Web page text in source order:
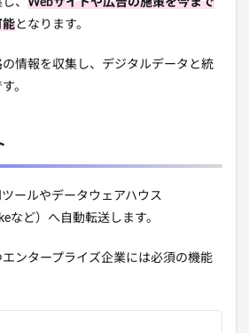
、 Webサイトや広告の施策を今まで
能となります。
情報を収集し、デジタルデータと統
。
ールやデータウェアハウス
など）へ自動転送します。
ンタープライズ企業には必須の機能